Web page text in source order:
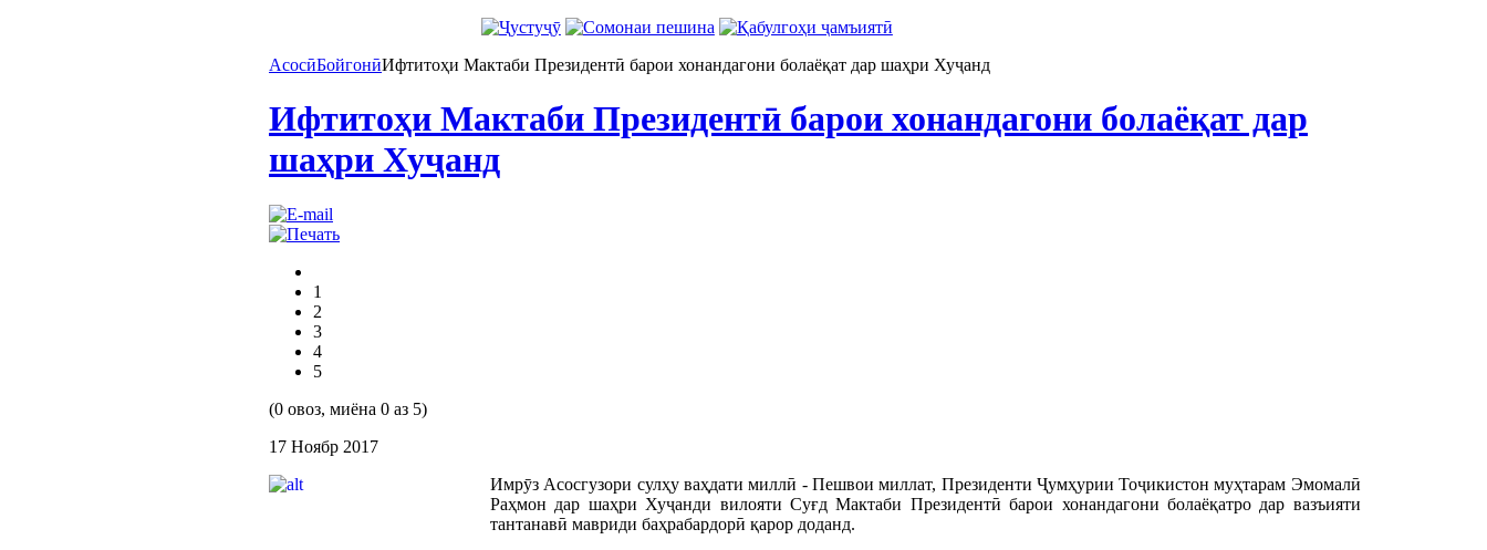
АсосӣБойгонӣИфтитоҳи Мактаби Президентӣ барои хонандагони болаёқат дар шаҳри Хуҷанд
Ифтитоҳи Мактаби Президентӣ барои хонандагони болаёқат дар
шаҳри Хуҷанд
1
2
3
4
5
(0 овоз, миёна 0 аз 5)
17 Ноябр 2017
Имрӯз Асосгузори сулҳу ваҳдати миллӣ - Пешвои миллат, Президенти Ҷумҳурии Тоҷикистон муҳтарам Эмомалӣ
Раҳмон дар шаҳри Хуҷанди вилояти Суғд Мактаби Президентӣ барои хонандагони болаёқатро дар вазъияти
тантанавӣ мавриди баҳрабардорӣ қарор доданд.